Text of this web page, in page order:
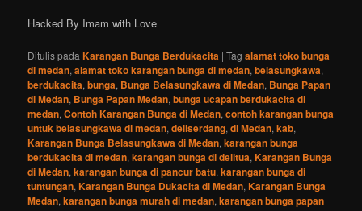
Hacked By Imam with Love
Ditulis pada Karangan Bunga Berdukacita |Tag alamat toko bunga
di medan,alamat toko karangan bunga di medan,belasungkawa,
berdukacita,bunga, Bunga Belasungkawa di Medan, Bunga Papan
di Medan, Bunga Papan Medan,bunga ucapan berdukacita di
medan,Contoh Karangan Bunga di Medan,contoh karangan bunga
untuk belasungkawa di medan,deliserdang,di Medan,kab,
Karangan Bunga Belasungkawa di Medan,karangan bunga
berdukacita di medan,karangan bunga di delitua,Karangan Bunga
di Medan,karangan bunga di pancur batu,karangan bunga di
tuntungan,Karangan Bunga Dukacita di Medan,Karangan Bunga
Medan,karangan bunga murah di medan,karangan bunga papan